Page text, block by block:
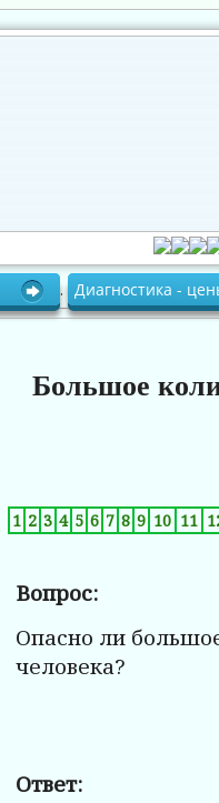
. Диагностика -
Большое
1 2 3 4 5 6 7 8 9 10 11
Вопрос:
Опасно ли
человека?
Ответ: